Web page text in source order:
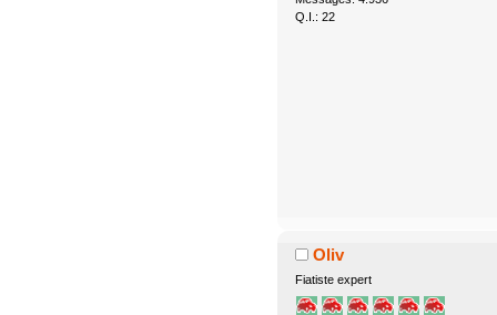
Q.I.: 22
Oliv
Fiatiste expert